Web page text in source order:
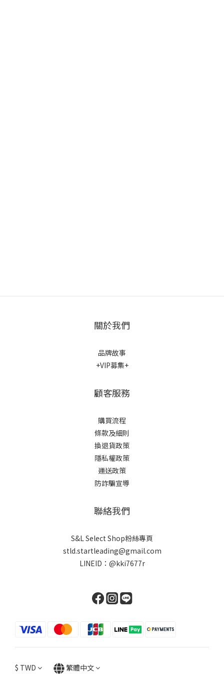
關於我們
品牌故事
+VIP募集+
顧客服務
購買流程
條款及細則
換退貨政策
隱私權政策
運送政策
防詐騙宣導
聯絡我們
S&L Select Shop粉絲專頁
stld.startleading@gmail.com
LINEID： @kki7677r
$ TWD 繁體中文